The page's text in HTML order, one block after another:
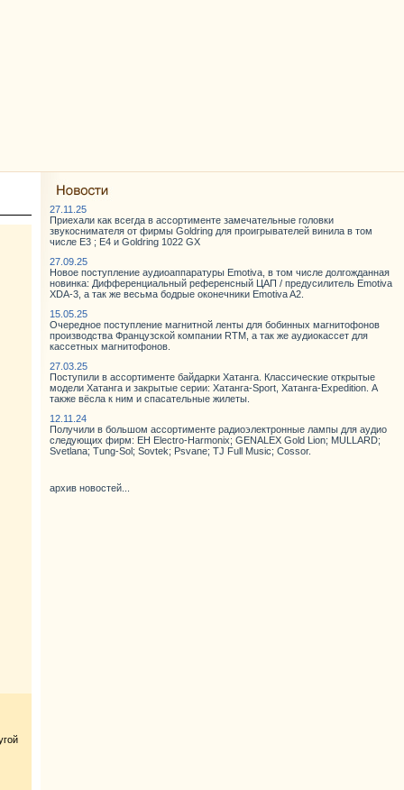
27.11.25
Приехали как всегда в ассортименте замечательные головки
звукоснимателя от фирмы Goldring для проигрывателей винила в том
числе E3 ; E4 и Goldring 1022 GX
27.09.25
Новое поступление аудиоаппаратуры Emotiva, в том числе долгожданная
новинка: Дифференциальный референсный ЦАП / предусилитель Emotiva
XDA-3, а так же весьма бодрые оконечники Emotiva A2.
15.05.25
Очередное поступление магнитной ленты для бобинных магнитофонов
производства Французской компании RTM, а так же аудиокассет для
кассетных магнитофонов.
27.03.25
Поступили в ассортименте байдарки Хатанга. Классические открытые
модели Хатанга и закрытые серии: Хатанга-Sport, Хатанга-Expedition. А
также вёсла к ним и спасательные жилеты.
12.11.24
Получили в большом ассортименте радиоэлектронные лампы для аудио
следующих фирм: EH Electro-Harmonix; GENALEX Gold Lion; MULLARD;
Svetlana; Tung-Sol; Sovtek; Psvane; TJ Full Music; Cossor.
архив новостей...